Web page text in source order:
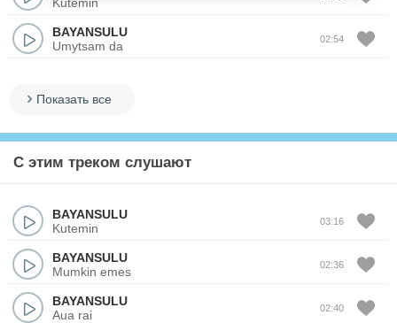
BAYANSULU
Umytsam da
02:54
Показать все
С этим треком слушают
BAYANSULU
Kutemin
03:16
BAYANSULU
Mumkin emes
02:36
BAYANSULU
Aua rai
02:40